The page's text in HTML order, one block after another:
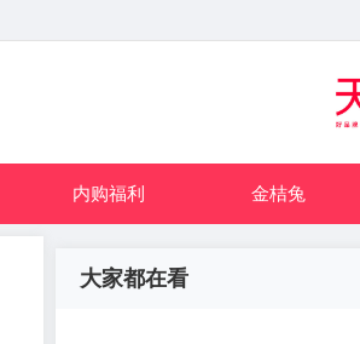
内购福利 金桔兔
大家都在看